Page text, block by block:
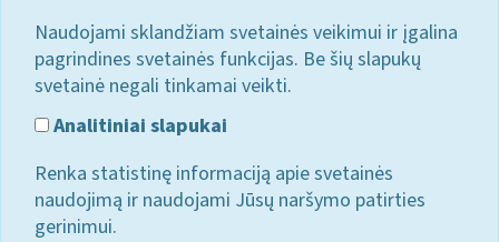
Naudojami sklandžiam svetainės veikimui ir įgalina
pagrindines svetainės funkcijas. Be šių slapukų
svetainė negali tinkamai veikti.
Analitiniai slapukai
Renka statistinę informaciją apie svetainės
naudojimą ir naudojami Jūsų naršymo patirties
gerinimui.